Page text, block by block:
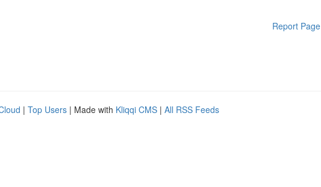
Report Page
| Top Users | Made with Kliqqi CMS | All RSS Feeds